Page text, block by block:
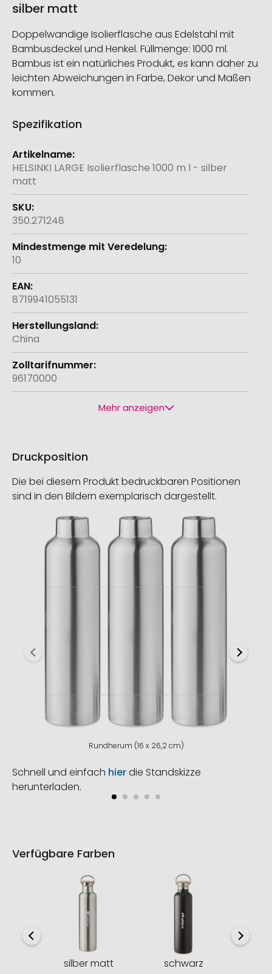
silber matt
Doppelwandige Isolierflasche aus Edelstahl mit
Bambusdeckel und Henkel. Füllmenge: 1000 ml.
Bambus ist ein natürliches Produkt, es kann daher zu
leichten Abweichungen in Farbe, Dekor und Maßen
kommen.
Spezifikation
Weitere
Informationen
HELSINKI LARGE Isolierflasche 1000 m l - silber
matt
350.271248
10
8719941055131
China
96170000
Mehr anzeigen
Druckposition
Die bei diesem Produkt bedruckbaren Positionen
sind in den Bildern exemplarisch dargestellt.
Rundherum (16 x 26,2 cm)
Schnell und einfach hierdie Standskizze
herunterladen.
Verfügbare Farben
silber matt schwarz